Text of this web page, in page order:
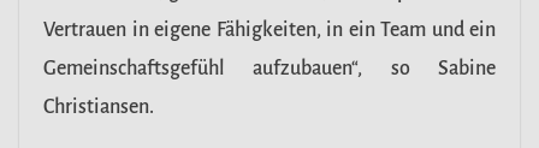
Vertrauen in eigene Fähigkeiten, in ein Team und ein
Gemeinschaftsgefühl aufzubauen“, so Sabine
Christiansen.